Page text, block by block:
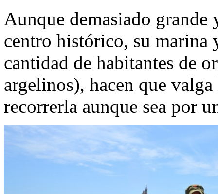
Aunque demasiado
centro histórico, su marina
cantidad de habitantes de
argelinos), hacen que
recorrerla aunque sea por